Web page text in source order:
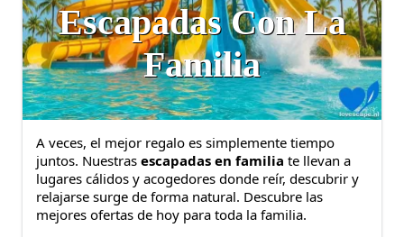
Escapadas Con La
Familia
A veces, el mejor regalo es simplemente tiempo
juntos. Nuestras escapadas en familia te llevan a
lugares cálidos y acogedores donde reír, descubrir y
relajarse surge de forma natural. Descubre las
mejores ofertas de hoy para toda la familia.